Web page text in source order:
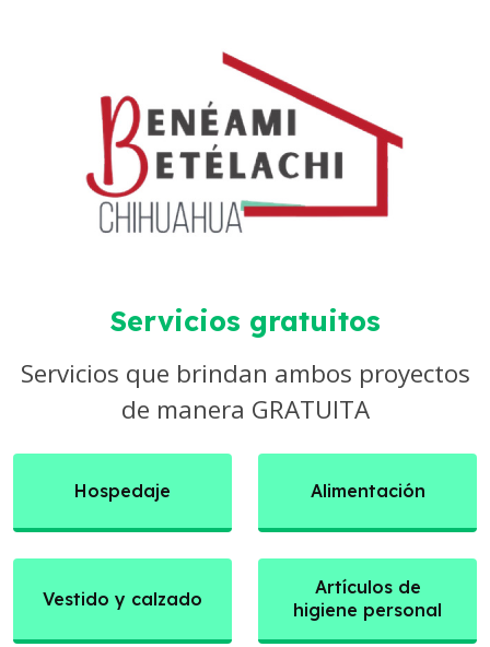
Servicios gratuitos
Servicios que brindan ambos proyectos
de manera GRATUITA
Hospedaje Alimentación
Vestido y calzado
Artículos de
higiene personal